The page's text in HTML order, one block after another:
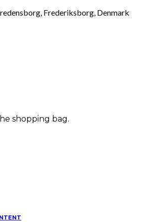
Frederiksborg, Denmark
shopping bag.